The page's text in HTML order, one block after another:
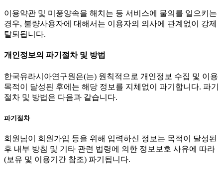
이용약관 및 미풍양속을 해치는 등 서비스에 물의를 일으키는
경우, 불량사용자에 대해서는 이용자의 의사에 관계없이 강제
탈퇴됩니다.
개인정보의 파기절차 및 방법
한국유라시아연구원은(는) 원칙적으로 개인정보 수집 및 이용
목적이 달성된 후에는 해당 정보를 지체없이 파기합니다. 파기
절차 및 방법은 다음과 같습니다.
파기절차
회원님이 회원가입 등을 위해 입력하신 정보는 목적이 달성된
후 내부 방침 및 기타 관련 법령에 의한 정보보호 사유에 따라
(보유 및 이용기간 참조) 파기됩니다.